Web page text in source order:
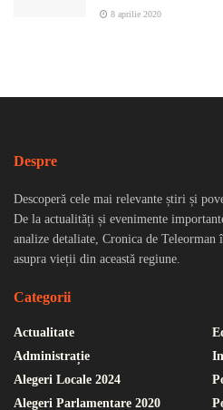
8 aprilie 2020
Despre
Descoperă cele mai relevante știri și
De la actualități și evenimente
analize detaliate, Cronica de Teleorman
asupra vieții din această regiune.
Categorii
Actualitate
Administrație
Alegeri Locale 2024
Alegeri Parlamentare 2020